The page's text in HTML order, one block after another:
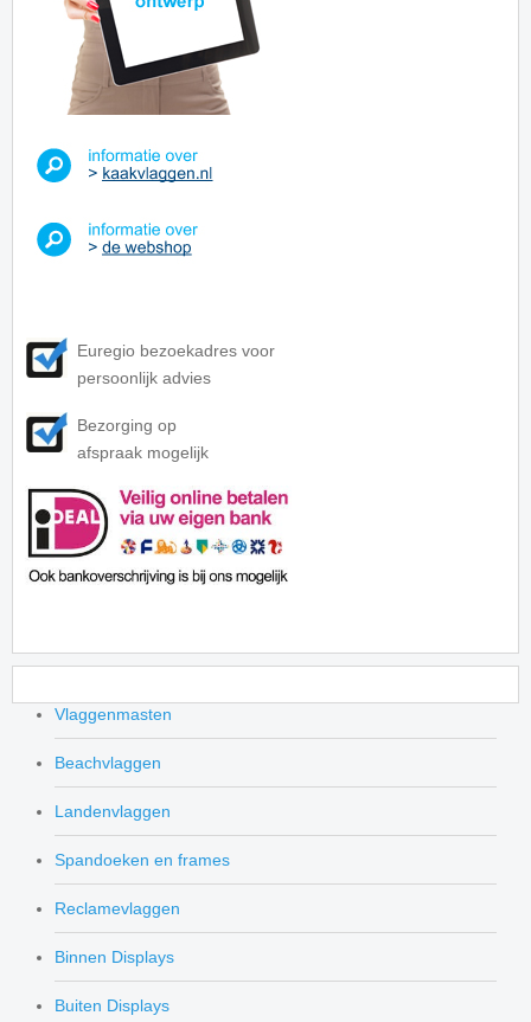
Euregio bezoekadres voor
persoonlijk advies
Bezorging op
afspraak mogelijk
Vlaggenmasten
Beachvlaggen
Landenvlaggen
Spandoeken en frames
Reclamevlaggen
Binnen Displays
Buiten Displays